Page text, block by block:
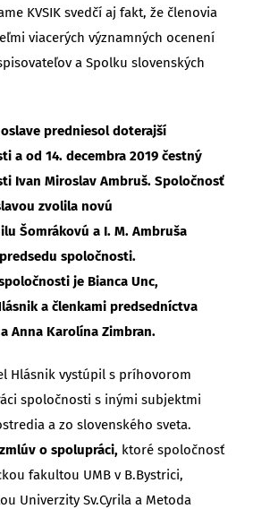
KVSIK svedčí aj fakt, že členovia
viacerých významných ocenení
a Spolku slovenských
predniesol doterajší
a od 14. decembra 2019 čestný
Ivan Miroslav Ambruš. Spoločnosť
zvolila novú
Šomrákovú a I. M. Ambruša
spoločnosti.
je Bianca Unc,
a členkami predsedníctva
Anna Karolína Zimbran.
Hlásnik vystúpil s príhovorom
spoločnosti s inými subjektmi
a zo slovenského sveta.
zmlúv o spolupráci, ktoré spoločnosť
fakultou UMB v B.Bystrici,
Univerzity Sv.Cyrila a Metoda